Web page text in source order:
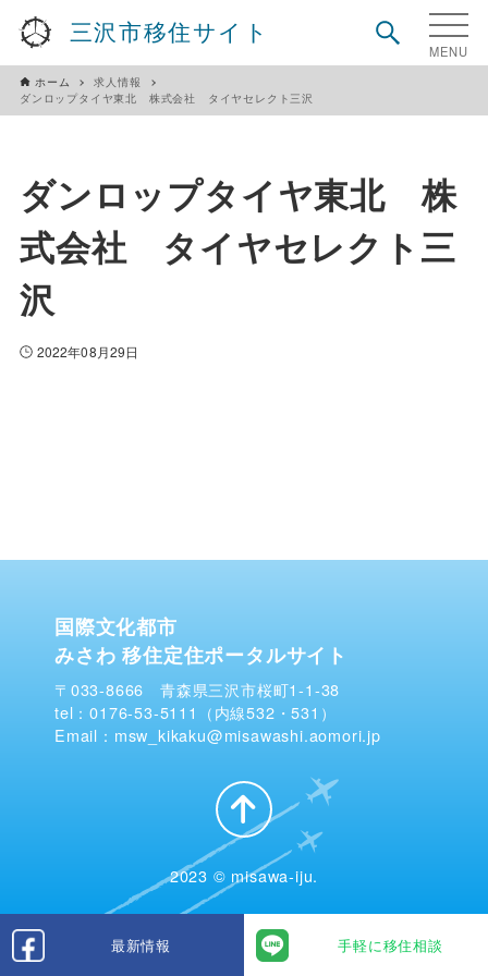
三沢市移住サイト
最新情報 手軽に移住相談
ホーム
求人情報
ダンロップタイヤ東北 株式会社 タイヤセレクト三沢
ダンロップタイヤ東北 株
式会社 タイヤセレクト三
沢
2022年08月29日
国際文化都市
みさわ 移住定住ポータルサイト
〒033-8666 青森県三沢市桜町1-1-38
tel：0176-53-5111（内線532・531）
Email：msw_kikaku@misawashi.aomori.jp
2023 © misawa-iju.